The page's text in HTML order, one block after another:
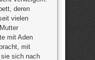
deren
vielen
mit Aden
mit
sich nach